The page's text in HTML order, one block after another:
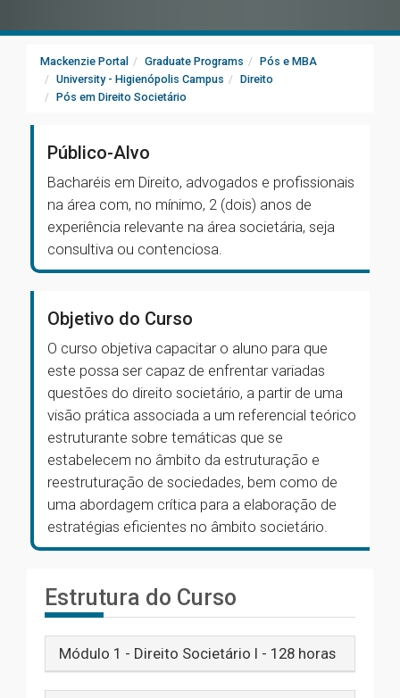
Mackenzie Portal Graduate Programs
Pós e MBA
University - Higienópolis Campus
Direito
Pós em Direito Societário
Público-Alvo
Bacharéis em Direito, advogados e profissionais
na área com, no mínimo, 2 (dois) anos de
experiência relevante na área societária, seja
consultiva ou contenciosa.
Objetivo do Curso
O curso objetiva capacitar o aluno para que
este possa ser capaz de enfrentar variadas
questões do direito societário, a partir de uma
visão prática associada a um referencial teórico
estruturante sobre temáticas que se
estabelecem no âmbito da estruturação e
reestruturação de sociedades, bem como de
uma abordagem crítica para a elaboração de
estratégias eficientes no âmbito societário.
Estrutura do Curso
Módulo 1 - Direito Societário I - 128 horas